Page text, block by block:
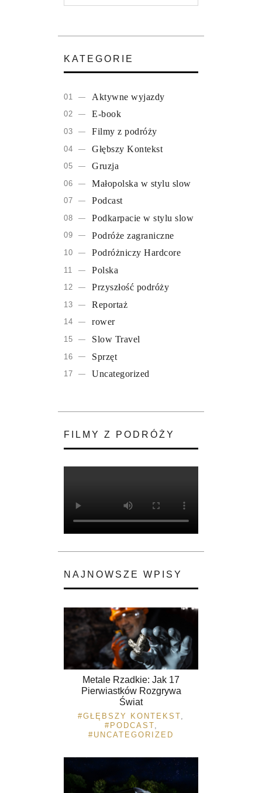
KATEGORIE
Aktywne wyjazdy
E-book
Filmy z podróży
Głębszy Kontekst
Gruzja
Małopolska w stylu slow
Podcast
Podkarpacie w stylu slow
Podróże zagraniczne
Podróżniczy Hardcore
Polska
Przyszłość podróży
Reportaż
rower
Slow Travel
Sprzęt
Uncategorized
FILMY Z PODRÓŻY
NAJNOWSZE WPISY
Metale Rzadkie: Jak 17
Pierwiastków Rozgrywa
Świat
GŁĘBSZY KONTEKST
PODCAST
UNCATEGORIZED